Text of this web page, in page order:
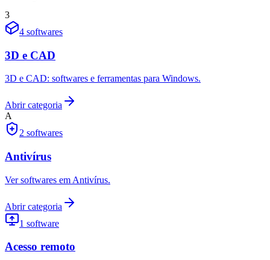
3
4 softwares
3D e CAD
3D e CAD: softwares e ferramentas para Windows.
Abrir categoria
A
2 softwares
Antivírus
Ver softwares em Antivírus.
Abrir categoria
1 software
Acesso remoto